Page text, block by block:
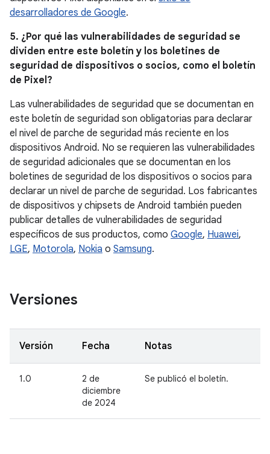
desarrolladores de Google.
5. ¿Por qué las vulnerabilidades de seguridad se
dividen entre este boletín y los boletines de
seguridad de dispositivos o socios, como el boletín
de Pixel?
Las vulnerabilidades de seguridad que se documentan en
este boletín de seguridad son obligatorias para declarar
el nivel de parche de seguridad más reciente en los
dispositivos Android. No se requieren las vulnerabilidades
de seguridad adicionales que se documentan en los
boletines de seguridad de los dispositivos o socios para
declarar un nivel de parche de seguridad. Los fabricantes
de dispositivos y chipsets de Android también pueden
publicar detalles de vulnerabilidades de seguridad
específicos de sus productos, como Google, Huawei,
LGE, Motorola, Nokia o Samsung.
Versiones
Versión Fecha Notas
1.0
2 de
diciembre
de 2024
Se publicó el boletín.